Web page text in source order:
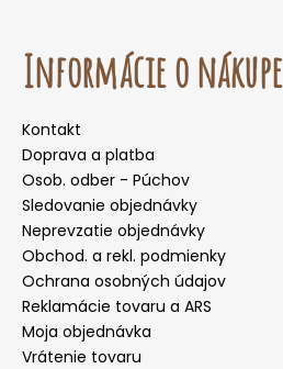
Informácie o nákupe
Kontakt
Doprava a platba
Osob. odber - Púchov
Sledovanie objednávky
Neprevzatie objednávky
Obchod. a rekl. podmienky
Ochrana osobných údajov
Reklamácie tovaru a ARS
Moja objednávka
Vrátenie tovaru